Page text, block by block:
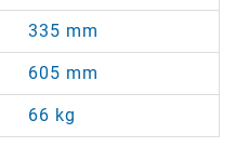
335 mm
605 mm
66 kg